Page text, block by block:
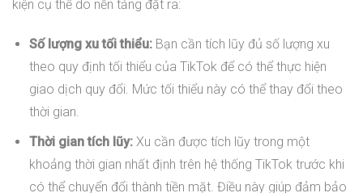
kiện cụ thể do nền tảng đặt ra:
Số lượng xu tối thiểu:Bạn cần tích lũy đủ số lượng xu
theo quy định tối thiểu của TikTok để có thể thực hiện
giao dịch quy đổi. Mức tối thiểu này có thể thay đổi theo
thời gian.
Thời gian tích lũy:Xu cần được tích lũy trong một
khoảng thời gian nhất định trên hệ thống TikTok trước khi
có thể chuyển đổi thành tiền mặt. Điều này giúp đảm bảo